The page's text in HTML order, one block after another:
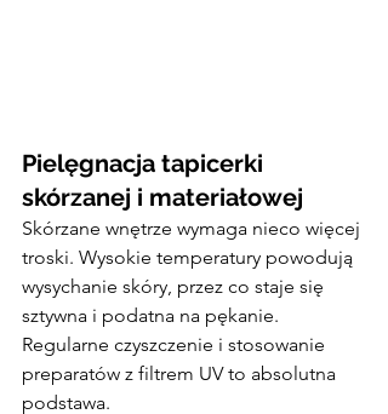
Pielęgnacja tapicerki
skórzanej i materiałowej
Skórzane wnętrze wymaga nieco więcej
troski. Wysokie temperatury powodują
wysychanie skóry, przez co staje się
sztywna i podatna na pękanie.
Regularne czyszczenie i stosowanie
preparatów z filtrem UV to absolutna
podstawa.